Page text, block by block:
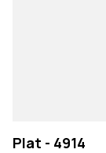
Plat - 4914